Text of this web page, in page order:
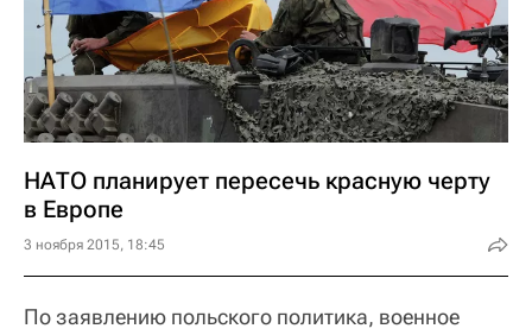
НАТО планирует пересечь красную черту
в Европе
3 ноября 2015, 18:45
По заявлению польского политика, военное